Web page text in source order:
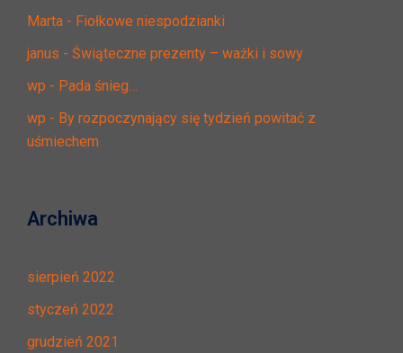
Marta - Fiołkowe niespodzianki
janus - Świąteczne prezenty – ważki i sowy
wp - Pada śnieg…
wp - By rozpoczynający się tydzień powitać z
uśmiechem
Archiwa
sierpień 2022
styczeń 2022
grudzień 2021